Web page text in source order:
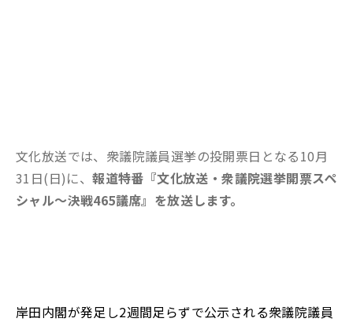
文化放送では、衆議院議員選挙の投開票日となる10月
31日(日)に、報道特番『文化放送・衆議院選挙開票スペ
シャル～決戦465議席』を放送します。
岸田内閣が発足し2週間足らずで公示される衆議院議員